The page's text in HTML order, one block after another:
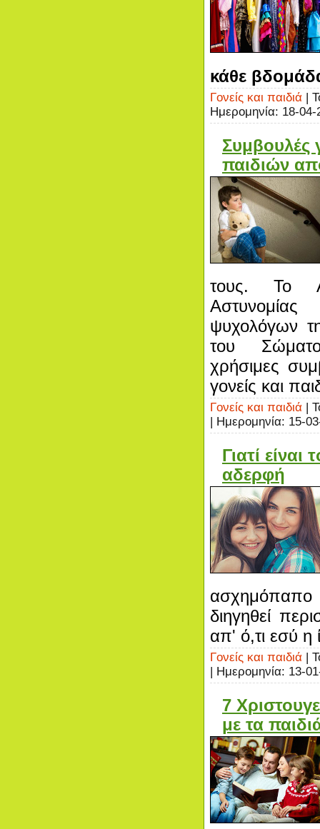
κάθε
Γονείς και παιδιά |
Ημερομηνία: 18-04-
Συμβουλές
παιδιών
τους. Το
ψυχολόγων
του
χρήσιμες
γονείς και
Γονείς και παιδιά |
| Ημερομηνία: 15-
Γιατί
αδερφή
διηγηθεί
απ' ό,τι εσύ η
Γονείς και παιδιά |
| Ημερομηνία: 13-
7
με τα